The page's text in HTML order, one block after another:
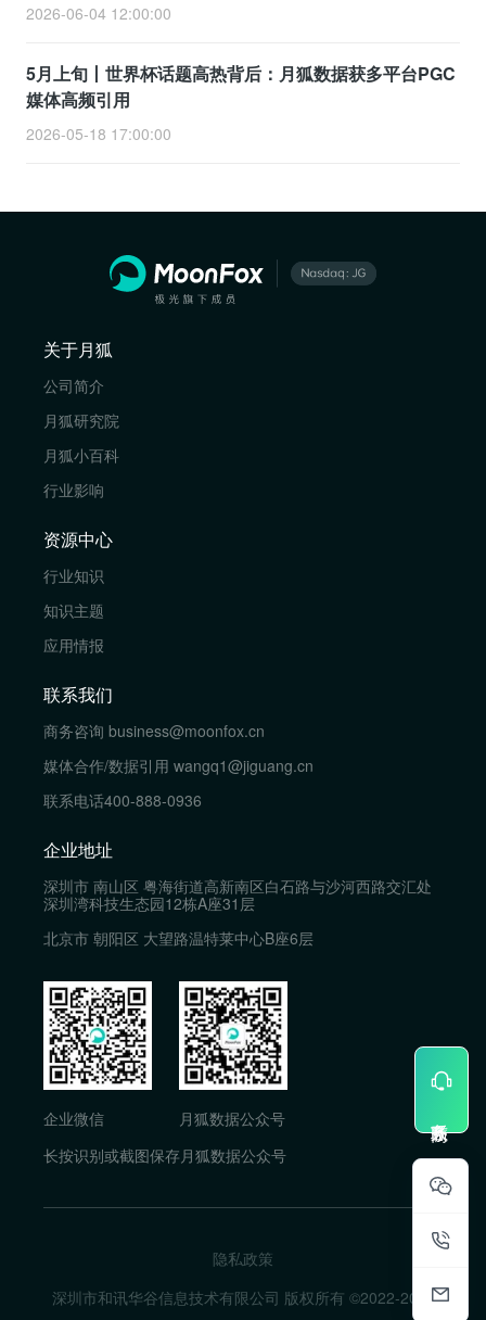
2026-06-04 12:00:00
5月上旬丨世界杯话题高热背后：月狐数据获多平台PGC
媒体高频引用
2026-05-18 17:00:00
关于月狐
公司简介
月狐研究院
月狐小百科
行业影响
资源中心
行业知识
知识主题
应用情报
联系我们
商务咨询 business@moonfox.cn
媒体合作/数据引用 wangq1@jiguang.cn
联系电话400-888-0936
企业地址
深圳市 南山区 粤海街道高新南区白石路与沙河西路交汇处
深圳湾科技生态园12栋A座31层
北京市 朝阳区 大望路温特莱中心B座6层
企业微信
月狐数据公众号
长按识别或截图保存月狐数据公众号
隐私政策
深圳市和讯华谷信息技术有限公司 版权所有 ©2022-2026